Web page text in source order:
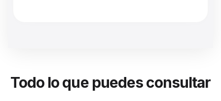
Todo lo que puedes consultar